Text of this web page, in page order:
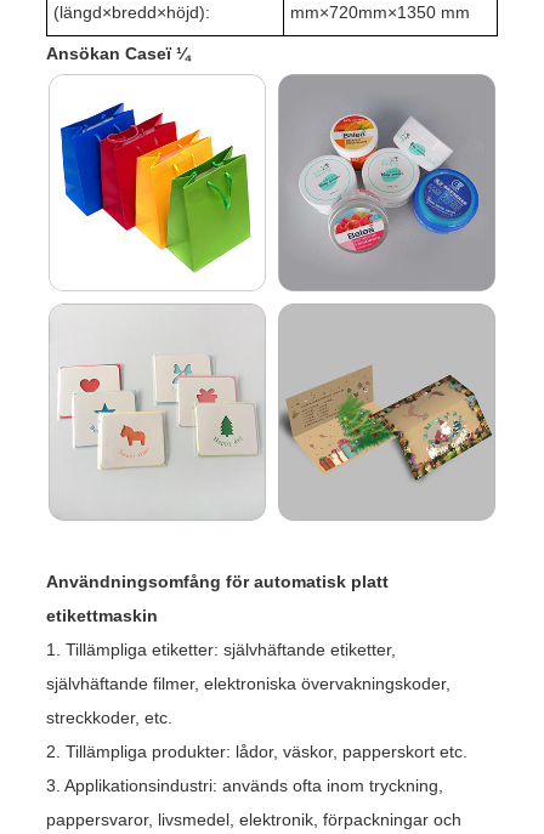
(längd×bredd×höjd):
mm×720mm×1350 mm
Ansökan Caseï ¼
Användningsomfång för automatisk platt
etikettmaskin
1. Tillämpliga etiketter: självhäftande etiketter,
självhäftande filmer, elektroniska övervakningskoder,
streckkoder, etc.
2. Tillämpliga produkter: lådor, väskor, papperskort etc.
3. Applikationsindustri: används ofta inom tryckning,
pappersvaror, livsmedel, elektronik, förpackningar och